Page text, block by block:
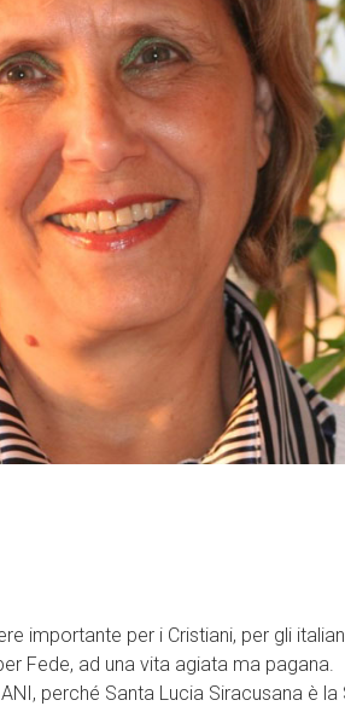
importante per i Cristiani, per gli
Fede, ad una vita agiata ma pagana.
perché Santa Lucia Siracusana è